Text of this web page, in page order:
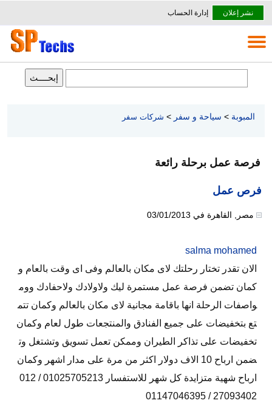
نشر إعلان إدارة الحساب
المبوبة > سياحة و سفر > شركات سفر
فرصة عمل برحلة رائعة
فرص عمل
مصر القاهرة في 03/01/2013
salma mohamed
الان تقدر تختار رحلتك لاى مكان بالعالم وفى اى وقت بالعام و
كمان تضمن فرصة عمل مستمرة ليك ولاولادك ولاحفادك ووم
واصفات الرحلة انها باقامة مجانية لاى مكان بالعالم وكمان تتم
تع بتخفيضات على جميع الفنادق والمنتجعات طول لعام وكمان
تخفيضات على تذاكر الطيران وممكن تعمل تسويق وتشتغل وت
ضمن ارباح 10 الاف دولار اكثر من مرة على مدار اشهر وكمان
ارباح شهية متزايدة كل شهر للاستفسار 01025705213 / 012
27093402 / 01147046395